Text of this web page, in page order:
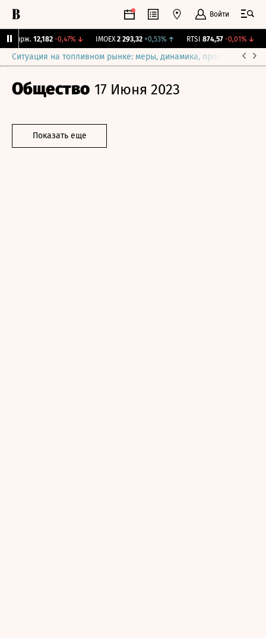
Войти
Бирж. 12,182 -0,47%↓ IMOEX 2 293,32 +0,53%↑ RTSI 874,57 -0,01% ↓
Ситуация на топливном рынке: меры, динамика, прогнозы
Общество 17 Июня 2023
Показать еще